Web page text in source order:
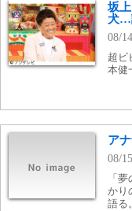
坂
犬…
08/
超ビ
本健
ア
08/
「
かり
語る。